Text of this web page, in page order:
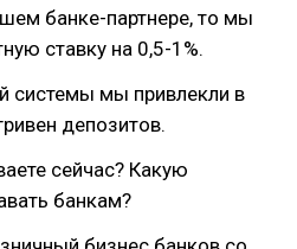
банке-партнере, то мы
ставку на 0,5-1%.
системы мы привлекли в
депозитов.
сейчас? Какую
банкам?